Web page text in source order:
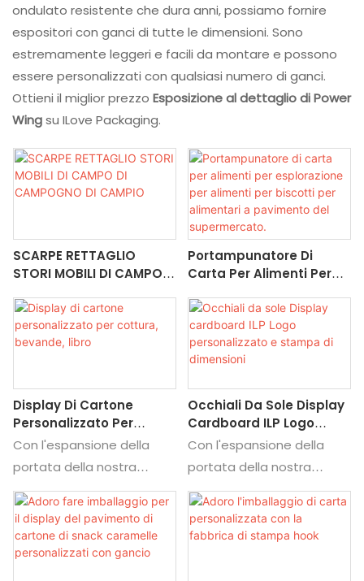
ondulato resistente che dura anni, possiamo fornire
espositori con ganci di tutte le dimensioni. Sono
estremamente leggeri e facili da montare e possono
essere personalizzati con qualsiasi numero di ganci.
Ottieni il miglior prezzo Esposizione al dettaglio di Power
Wingsu ILove Packaging.
SCARPE RETTAGLIO
STORI MOBILI DI CAMPO
Portampunatore Di
Carta Per Alimenti Per
Per Biscotti Per
Alimentari A Pavimento
Del Supermercato.
Display Di Cartone
Personalizzato Per
Cottura, Bevande, Libro
Con l'espansione della
portata della nostra
fabbrica, i macchinari sono
completamente
attrezzati e il numero di
dipendenti è aumentato a
Occhiali Da Sole Display
Cardboard ILP Logo
Personalizzato E Stampa
Di Dimensioni
Con l'espansione della
portata della nostra
fabbrica, i macchinari sono
completamente
attrezzati e il numero di